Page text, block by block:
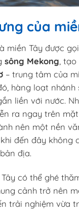
của
miền Tây được
sông Mekong, tạo
– trung tâm của
hàng loạt
liền với nước.
ra ngay trên
nên một nền
đến đây
địa.
có thể ghé
cảnh trở nên
trải nghiệm vừa